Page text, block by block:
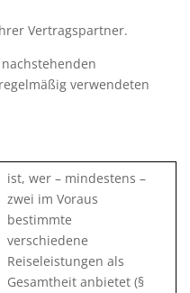
Vertragspartner.
verwendeten
ist, wer – mindestens –
zwei im Voraus
bestimmte
verschiedene
Reiseleistungen als
Gesamtheit anbietet (§